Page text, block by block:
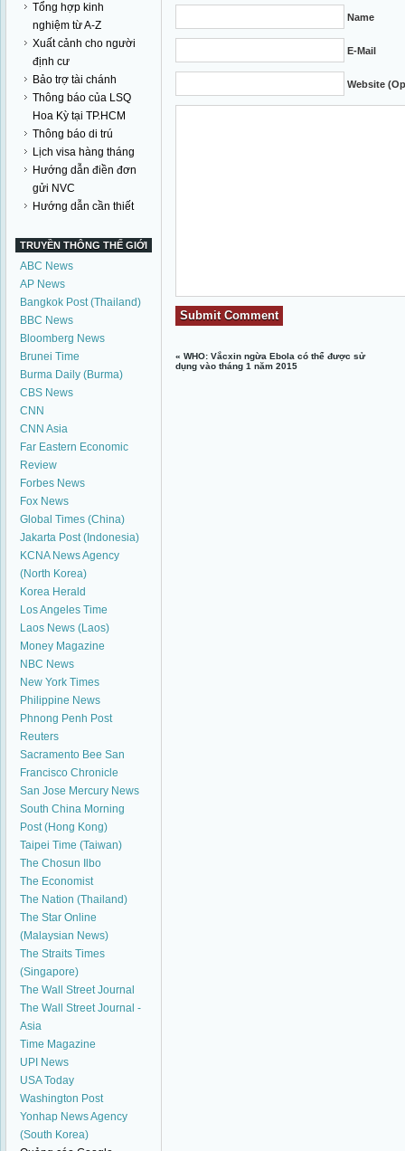
Tổng hợp kinh
nghiệm từ A-Z
Xuất cảnh cho người
định cư
Bảo trợ tài chánh
Thông báo của LSQ
Hoa Kỳ tại TP.HCM
Thông báo di trú
Lịch visa hàng tháng
Hướng dẫn điền đơn
gửi NVC
Hướng dẫn cần thiết
TRUYỀN THÔNG THẾ GIỚI
ABC News
AP News
Bangkok Post (Thailand)
BBC News
Bloomberg News
Brunei Time
Burma Daily (Burma)
CBS News
CNN
CNN Asia
Far Eastern Economic
Review
Forbes News
Fox News
Global Times (China)
Jakarta Post (Indonesia)
KCNA News Agency
(North Korea)
Korea Herald
Los Angeles Time
Laos News (Laos)
Money Magazine
NBC News
New York Times
Philippine News
Phnong Penh Post
Reuters
Sacramento Bee San
Francisco Chronicle
San Jose Mercury News
South China Morning
Post (Hong Kong)
Taipei Time (Taiwan)
The Chosun Ilbo
The Economist
The Nation (Thailand)
The Star Online
(Malaysian News)
The Straits Times
(Singapore)
The Wall Street Journal
The Wall Street Journal -
Asia
Time Magazine
UPI News
USA Today
Washington Post
Yonhap News Agency
(South Korea)
Name
E-Mail
Website
«WHO: Vắcxin ngừa Ebola có thể được sử
dụng vào tháng 1 năm 2015